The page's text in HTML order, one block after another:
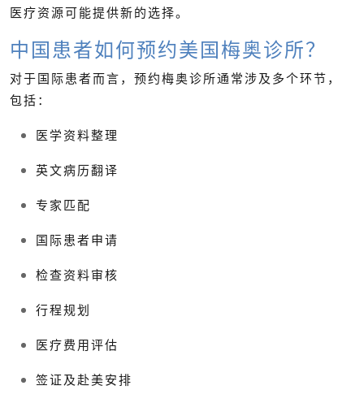
医疗资源可能提供新的选择。
中国患者如何预约美国梅奥诊所？
对于国际患者而言，预约梅奥诊所通常涉及多个环节，
包括：
医学资料整理
英文病历翻译
专家匹配
国际患者申请
检查资料审核
行程规划
医疗费用评估
签证及赴美安排